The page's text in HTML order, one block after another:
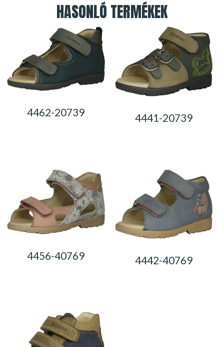
HASONLÓ TERMÉKEK
4462-20739 4441-20739
4456-40769 4442-40769